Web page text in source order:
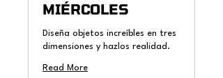
MIÉRCOLES
Diseña objetos increíbles en tres
dimensiones y hazlos realidad.
Read More